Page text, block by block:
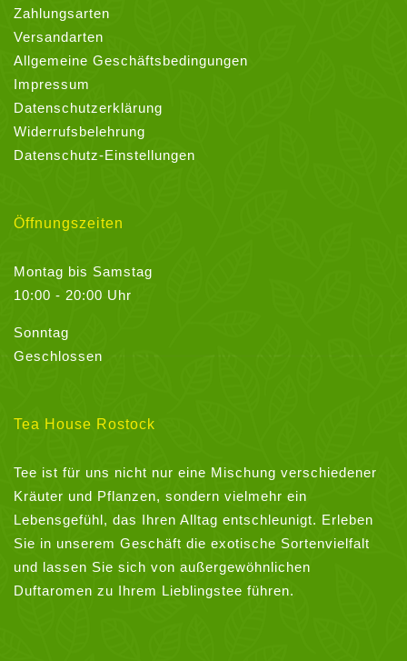
Zahlungsarten
Versandarten
Allgemeine Geschäftsbedingungen
Impressum
Datenschutzerklärung
Widerrufsbelehrung
Datenschutz-Einstellungen
Öffnungszeiten
Montag bis Samstag
10:00 - 20:00 Uhr
Sonntag
Geschlossen
Tea House Rostock
Tee ist für uns nicht nur eine Mischung verschiedener
Kräuter und Pflanzen, sondern vielmehr ein
Lebensgefühl, das Ihren Alltag entschleunigt. Erleben
Sie in unserem Geschäft die exotische Sortenvielfalt
und lassen Sie sich von außergewöhnlichen
Duftaromen zu Ihrem Lieblingstee führen.